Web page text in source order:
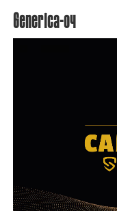
Generica-04